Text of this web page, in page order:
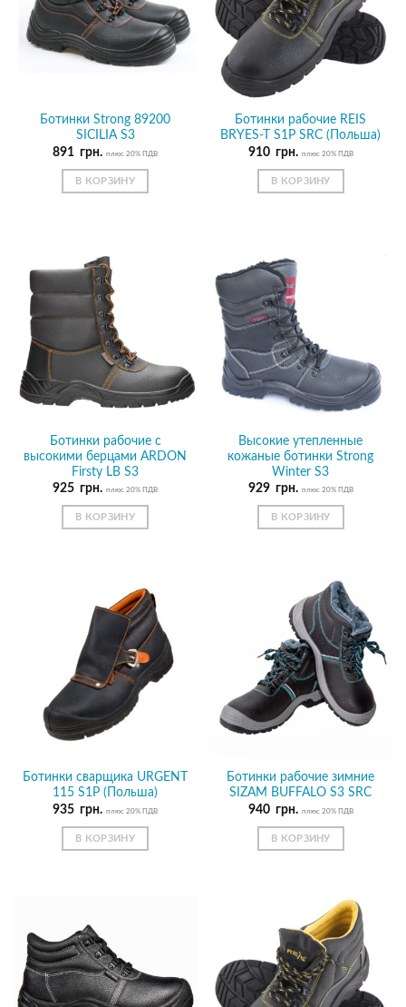
Ботинки Strong 89200
SICILIA S3
891 грн. плюс 20% ПДВ
В КОРЗИНУ
Ботинки рабочие REIS
BRYES-T S1P SRC (Польша)
910 грн. плюс 20% ПДВ
В КОРЗИНУ
Ботинки рабочие с
высокими берцами ARDON
Firsty LB S3
925 грн. плюс 20% ПДВ
В КОРЗИНУ
Высокие утепленные
кожаные ботинки Strong
Winter S3
929 грн. плюс 20% ПДВ
В КОРЗИНУ
Ботинки сварщика URGENT
115 Ѕ1Р (Польша)
935 грн. плюс 20% ПДВ
В КОРЗИНУ
Ботинки рабочие зимние
SIZAM BUFFALO S3 SRC
940 грн. плюс 20% ПДВ
В КОРЗИНУ